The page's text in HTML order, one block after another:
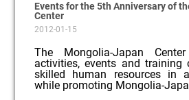
Events for the 5th Anniversary of
Center
2012-01-15
The Mongolia-Japan
activities, events and training
skilled human resources in
while promoting Mongolia-